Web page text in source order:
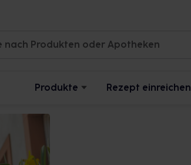
Produkte Rezept einreichen